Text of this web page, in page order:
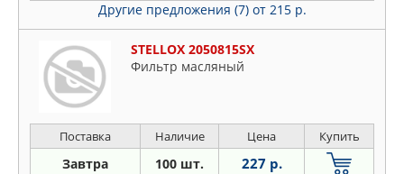
Другие предложения (7) от 215 р.
STELLOX 2050815SX
Фильтр масляный
Поставка Наличие Цена Купить
Завтра 100 шт. 227 р.